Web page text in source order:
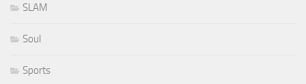
SLAM
Soul
Sports